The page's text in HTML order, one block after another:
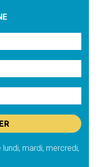
mardi, mercredi,